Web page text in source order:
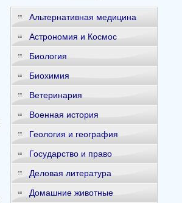
Альтернативная медицина
Астрономия и Космос
Биология
Биохимия
Ветеринария
Военная история
Геология и география
Государство и право
Деловая литература
Домашние животные